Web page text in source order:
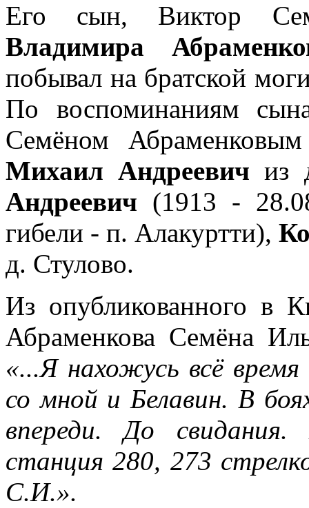
Его сын, Виктор
Владимира
побывал на братской
По воспоминаниям
Семёном
Михаил Андреевич из
Андреевич (1913 -
гибели - п. Алакуртти),
д. Стулово.
Из опубликованного в
Абраменкова Семёна
«...Я нахожусь всё
со мной и Белавин. В
впереди. До
станция 280, 273
С.И.».